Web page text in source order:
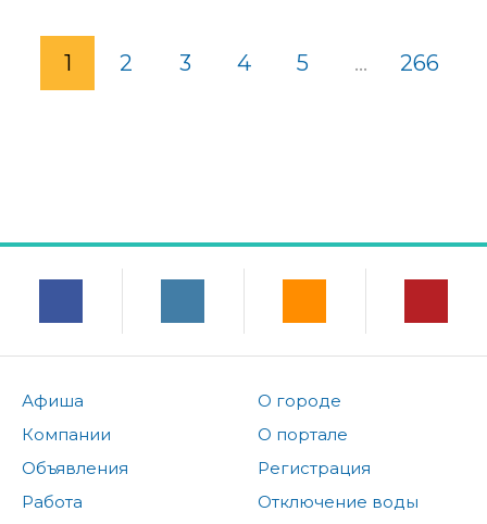
1 2 3 4 5 ... 266
Афиша
Компании
Объявления
Работа
О городе
О портале
Регистрация
Отключение воды